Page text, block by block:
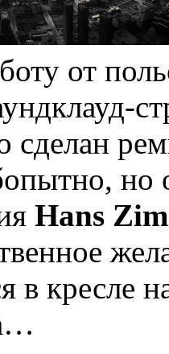
от
сделан
но
Hans
в кресле